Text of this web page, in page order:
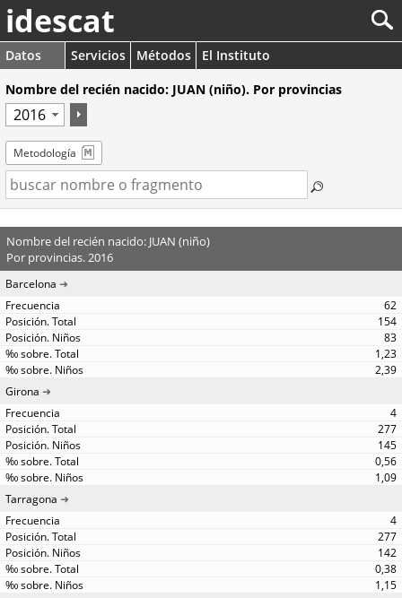
idescat
Datos Servicios Métodos
El Instituto
Nombre del recién nacido: JUAN (niño). Por provincias
Metodología
Nombre del recién nacido: JUAN (niño)
Por provincias. 2016
Barcelona
62
154
83
1,23
2,39
Girona
4
277
145
0,56
1,09
Tarragona
4
277
142
0,38
1,15